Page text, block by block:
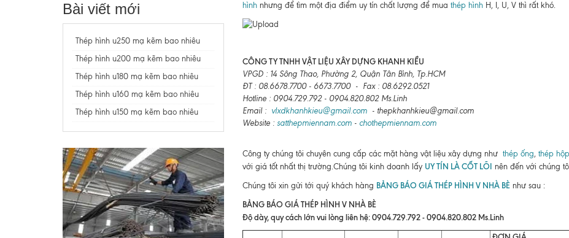
Bài viết mới
Thép hình u250 mạ kẽm bao nhiêu
Thép hình u200 mạ kẽm bao nhiêu
Thép hình u180 mạ kẽm bao nhiêu
Thép hình u160 mạ kẽm bao nhiêu
Thép hình u150 mạ kẽm bao nhiêu
hìnhnhưng để tìm một địa điểm uy tín chất lượng để mua thép hìnhH, I, U, V thì rất khó.
CÔNG TY TNHH VẬT LIỆU XÂY DỰNG KHANH KIỀU
VPGD : 14 Sông Thao, Phường 2, Quận Tân Bình, Tp.HCM
ĐT : 08.6678.7700 - 6673.7700 - Fax : 08.6292.0521
Hotline : 0904.729.792 - 0904.820.802 Ms.Linh
Email : vlxdkhanhkieu@gmail.com- thepkhanhkieu@gmail.com
Website : satthepmiennam.com- chothepmiennam.com
Công ty chúng tôi chuyên cung cấp các mặt hàng vật liệu xây dựng như thép ống, thép hộp
với giá tốt nhất thị trường.Chúng tôi kinh doanh lấy UY TÍN LÀ CỐT LÕI nên đến với chúng
Chúng tôi xin gửi tới quý khách hàng BẢNG BÁO GIÁ THÉP HÌNH V NHÀ BÈ như sau :
BẢNG BÁO GIÁ THÉP HÌNH V NHÀ BÈ
Độ dày, quy cách lớn vui lòng liên hệ: 0904.729.792 - 0904.820.802 Ms.Linh